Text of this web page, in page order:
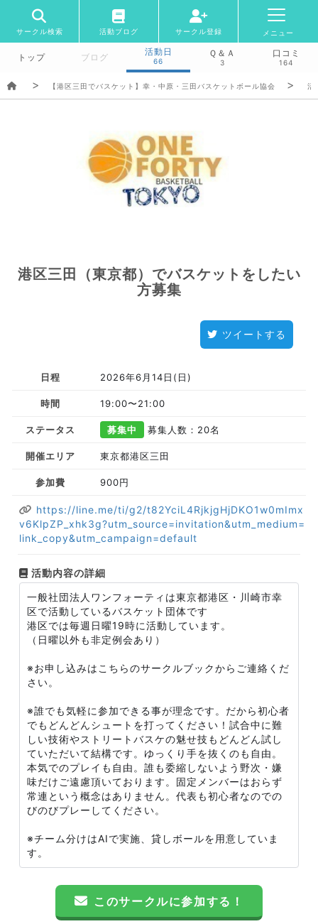
サークル検索 活動ブログ サークル登録 メニュー
トップ ブログ
活動日
66
Ｑ＆Ａ
3
口コミ
164
【港区三田でバスケット】幸・中原・三田バスケットボール協会 活
港区三田（東京都）でバスケットをしたい
方募集
ツイートする
日程 2026年6月14日(日)
時間 19:00〜21:00
ステータス 募集中 募集人数：20名
開催エリア 東京都港区三田
参加費 900円
https://line.me/ti/g2/t82YciL4RjkjgHjDKO1w0mImx
v6KlpZP_xhk3g?utm_source=invitation&utm_medium=
link_copy&utm_campaign=default
活動内容の詳細
一般社団法人ワンフォーティは東京都港区・川崎市幸
区で活動しているバスケット団体です
港区では毎週日曜19時に活動しています。
（日曜以外も非定例会あり）
※お申し込みはこちらのサークルブックからご連絡くだ
さい。
※誰でも気軽に参加できる事が理念です。だから初心者
でもどんどんシュートを打ってください！試合中に難
しい技術やストリートバスケの魅せ技もどんどん試し
ていただいて結構です。ゆっくり手を抜くのも自由。
本気でのプレイも自由。誰も委縮しないよう野次・嫌
味だけご遠慮頂いております。固定メンバーはおらず
常連という概念はありません。代表も初心者なのでの
びのびプレーしてください。
※チーム分けはAIで実施、貸しボールを用意していま
す。
このサークルに参加する！